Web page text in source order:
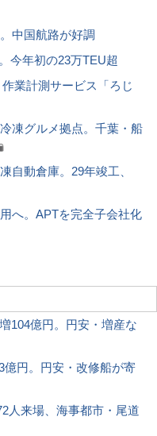
中国航路が好調
今年初の23万TEU超
業計測サービス「ろじ
凍グルメ拠点。千葉・船
自動倉庫。29年竣工、
へ。APTを完全子会社化
104億円。円安・増産な
億円。円安・改修船が寄
人来場、海事都市・尾道